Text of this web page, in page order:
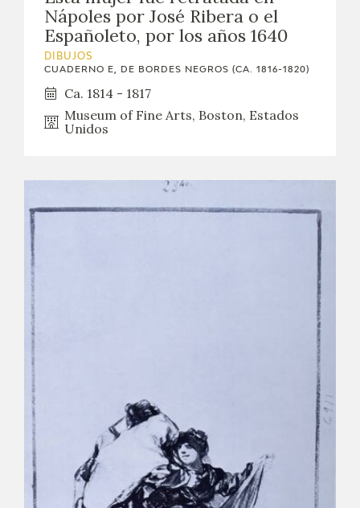
Nápoles por José Ribera o el
Españoleto, por los años 1640
DIBUJOS
CUADERNO E, DE BORDES NEGROS (CA. 1816-1820)
Ca. 1814 - 1817
Museum of Fine Arts, Boston, Estados
Unidos